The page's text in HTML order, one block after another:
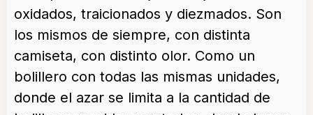
oxidados, traicionados y diezmados. Son
los mismos de siempre, con distinta
camiseta, con distinto olor. Como un
bolillero con todas las mismas unidades,
donde el azar se limita a la cantidad de